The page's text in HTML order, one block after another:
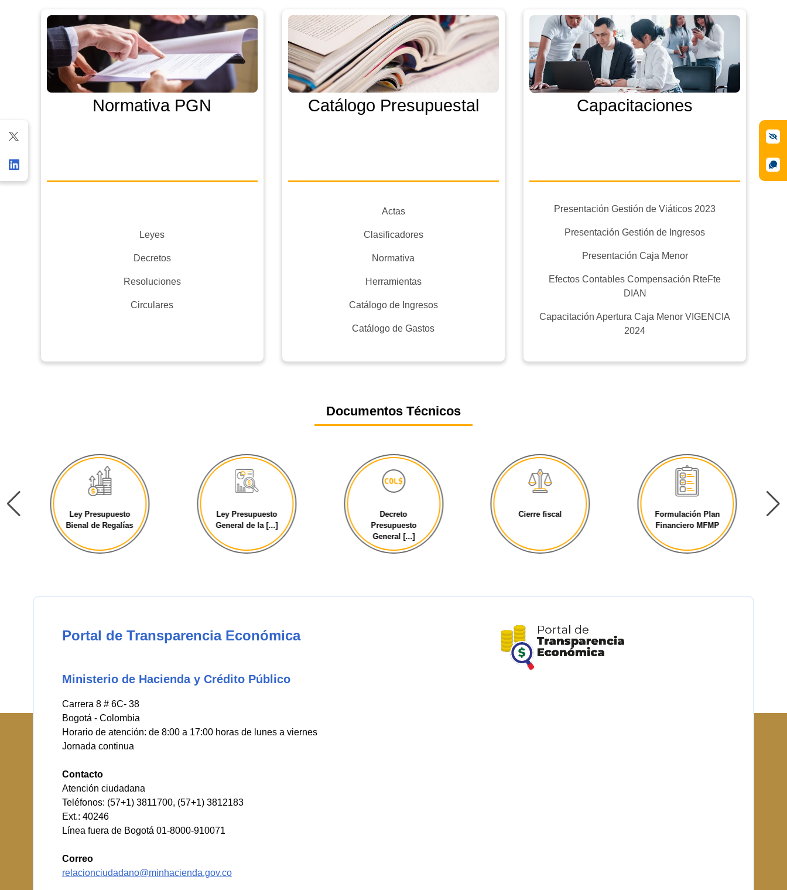
Normativa PGN
Leyes
Decretos
Resoluciones
Circulares
Catálogo Presupuestal
Actas
Clasificadores
Normativa
Herramientas
Catálogo de Ingresos
Catálogo de Gastos
Capacitaciones
Presentación Gestión de Viáticos 2023
Presentación Gestión de Ingresos
Presentación Caja Menor
Efectos Contables Compensación RteFte
DIAN
Capacitación Apertura Caja Menor VIGENCIA
2024
Documentos Técnicos
Ley Presupuesto
Bienal de Regalías
Ley Presupuesto
General de la [...]
Decreto
Presupuesto
General [...]
Cierre fiscal
Formulación Plan
Financiero MFMP
Portal de Transparencia Económica
Ministerio de Hacienda y Crédito Público
Carrera 8 # 6C- 38
Bogotá - Colombia
Horario de atención: de 8:00 a 17:00 horas de lunes a viernes
Jornada continua
Contacto
Atención ciudadana
Teléfonos: (57+1) 3811700, (57+1) 3812183
Ext.: 40246
Línea fuera de Bogotá 01-8000-910071
Correo
relacionciudadano@minhacienda.gov.co